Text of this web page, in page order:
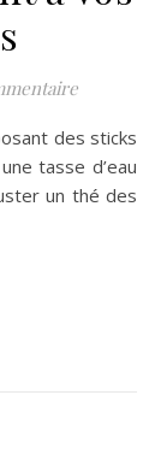
tasse d’eau
un thé des